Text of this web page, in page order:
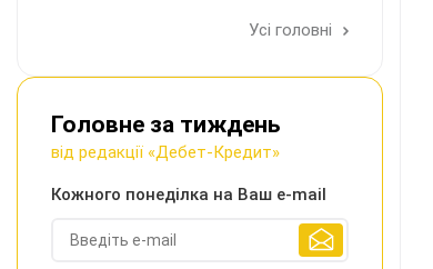
Усі головні
Головне за тиждень
від редакції «Дебет-Кредит»
Кожного понеділка на Ваш e-mail